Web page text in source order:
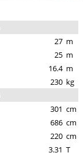
27 m
25 m
16.4 m
230 kg
301 cm
686 cm
220 cm
3.31 T